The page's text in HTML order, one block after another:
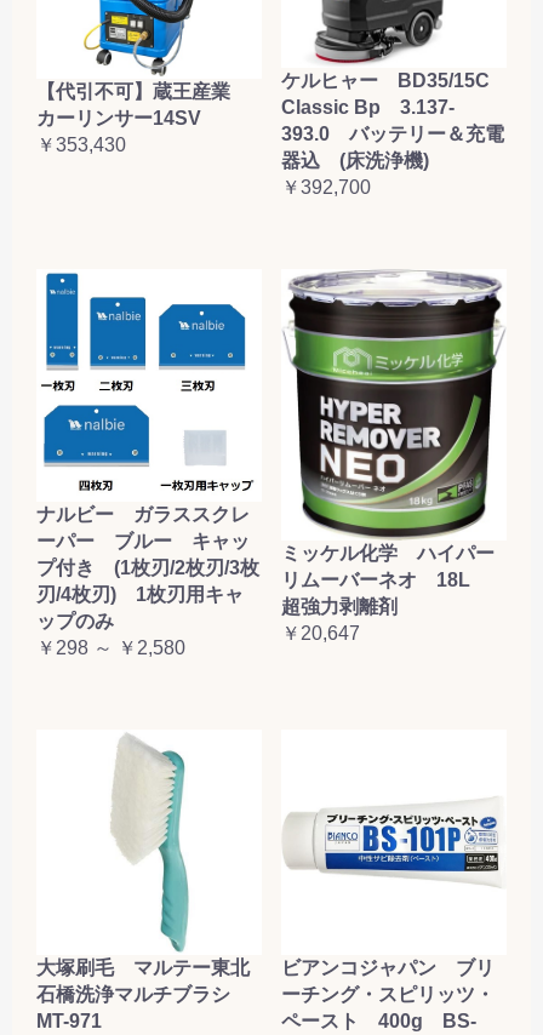
【代引不可】蔵王産業
カーリンサー14SV
￥353,430
ケルヒャー BD35/15C
Classic Bp 3.137-
393.0 バッテリー＆充電
器込 (床洗浄機)
￥392,700
ナルビー ガラススクレ
ーパー ブルー キャッ
プ付き (1枚刃/2枚刃/3枚
刃/4枚刃) 1枚刃用キャ
ップのみ
￥298 ～ ￥2,580
ミッケル化学 ハイパー
リムーバーネオ 18L
超強力剥離剤
￥20,647
大塚刷毛 マルテー東北
石橋洗浄マルチブラシ
MT-971
ビアンコジャパン ブリ
ーチング・スピリッツ・
ペースト 400g BS-